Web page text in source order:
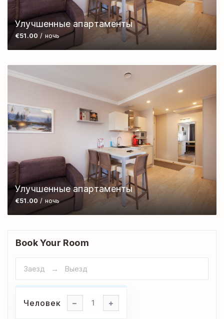
Улучшенные апартаменты
€51.00 / ночь
Улучшенные апартаменты
€51.00 / ночь
Book Your Room
Человек
Человек